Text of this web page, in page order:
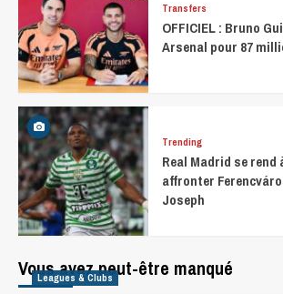
Transfers
OFFICIEL : Bruno
Arsenal pour 87
Trending
Real Madrid se
affronter
Joseph
Vous avez peut-être manqué
Leagues & Clubs